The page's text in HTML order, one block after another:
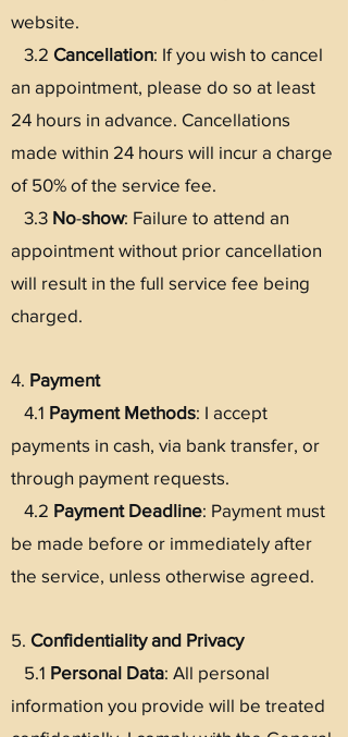
website.
3.2 Cancellation: If you wish to cancel
an appointment, please do so at least
24 hours in advance. Cancellations
made within 24 hours will incur a charge
of 50% of the service fee.
3.3 No-show: Failure to attend an
appointment without prior cancellation
will result in the full service fee being
charged.
4. Payment
4.1 Payment Methods: I accept
payments in cash, via bank transfer, or
through payment requests.
4.2 Payment Deadline: Payment must
be made before or immediately after
the service, unless otherwise agreed.
5. Confidentiality and Privacy
5.1 Personal Data: All personal
information you provide will be treated